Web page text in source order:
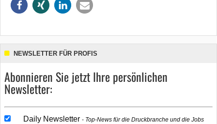
NEWSLETTER FÜR PROFIS
Abonnieren Sie jetzt Ihre persönlichen
Newsletter:
Daily Newsletter
Top-News für die Druckbranche und die Jobs